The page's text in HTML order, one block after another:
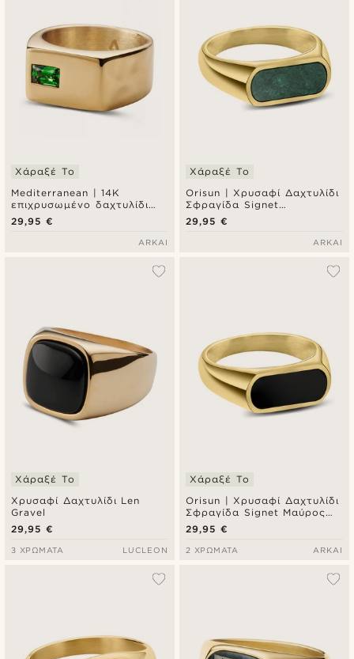
Mediterranean | 14K
επιχρυσωμένο δαχτυλίδι
signet με μπάρα ζιρκόνιας
σμαραγδί πράσινο
Χάραξέ Το
29,95 €
ARKAI
Orisun | Χρυσαφί Δαχτυλίδι
Σφραγίδα Signet
Αφρικανικός Νεφρίτης
Χάραξέ Το
29,95 €
ARKAI
Χρυσαφί Δαχτυλίδι Len
Gravel
Χάραξέ Το
29,95 €
3 ΧΡΏΜΑΤΑ LUCLEON
Orisun | Χρυσαφί Δαχτυλίδι
Σφραγίδα Signet Μαύρος
Όνυχας
Χάραξέ Το
29,95 €
2 ΧΡΏΜΑΤΑ ARKAI